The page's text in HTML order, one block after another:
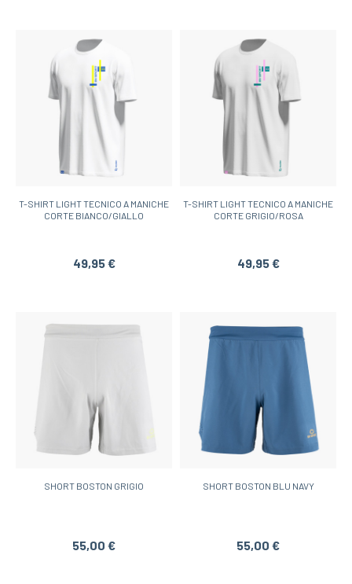
T-SHIRT LIGHT TECNICO A MANICHE
CORTE BIANCO/GIALLO
49,95 €
T-SHIRT LIGHT TECNICO A MANICHE
CORTE GRIGIO/ROSA
49,95 €
SHORT BOSTON GRIGIO
55,00 €
SHORT BOSTON BLU NAVY
55,00 €